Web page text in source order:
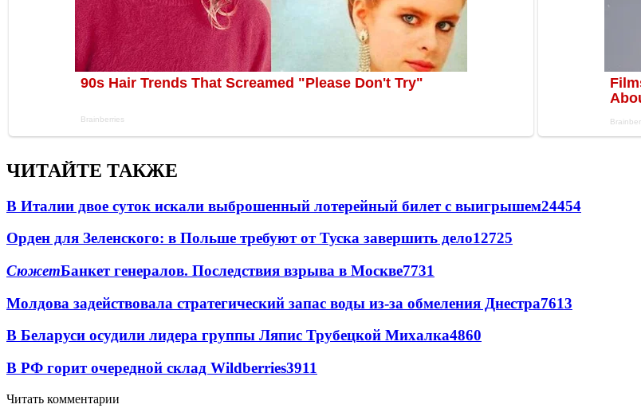
ЧИТАЙТЕ ТАКЖЕ
В Италии двое суток искали выброшенный лотерейный билет с выигрышем24454
Орден для Зеленского: в Польше требуют от Туска завершить дело12725
СюжетБанкет генералов. Последствия взрыва в Москве7731
Молдова задействовала стратегический запас воды из-за обмеления Днестра7613
В Беларуси осудили лидера группы Ляпис Трубецкой Михалка4860
В РФ горит очередной склад Wildberries3911
Читать комментарии